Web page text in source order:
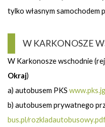
tylko własnym samochodem
W KARKONOSZE
W Karkonosze wschodnie
Okraj)
a) autobusem PKS
b) autobusem prywatnego
bus.pl/